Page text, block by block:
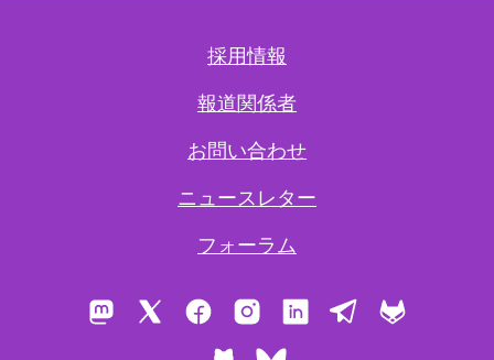
採用情報
報道関係者
お問い合わせ
ニュースレター
フォーラム
Mastodon FacebookInstagramLinkedInTelegram